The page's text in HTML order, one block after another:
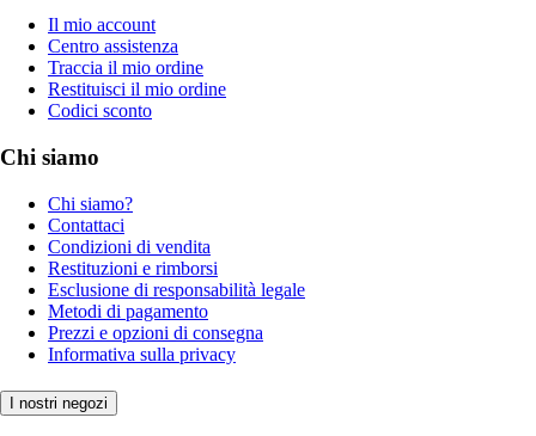
Il mio account
Centro assistenza
Traccia il mio ordine
Restituisci il mio ordine
Codici sconto
Chi siamo
Chi siamo?
Contattaci
Condizioni di vendita
Restituzioni e rimborsi
Esclusione di responsabilità legale
Metodi di pagamento
Prezzi e opzioni di consegna
Informativa sulla privacy
I nostri negozi